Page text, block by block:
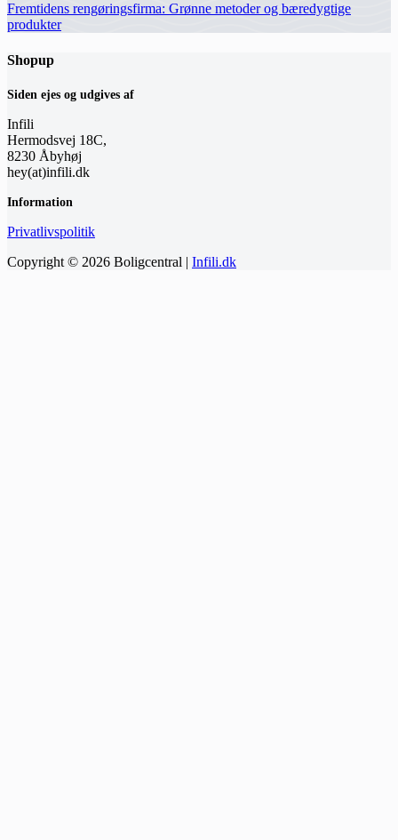
Fremtidens rengøringsfirma: Grønne metoder og bæredygtige
produkter
Shopup
Siden ejes og udgives af
Infili
Hermodsvej 18C,
8230 Åbyhøj
hey(at)infili.dk
Information
Privatlivspolitik
Copyright © 2026 Boligcentral | Infili.dk